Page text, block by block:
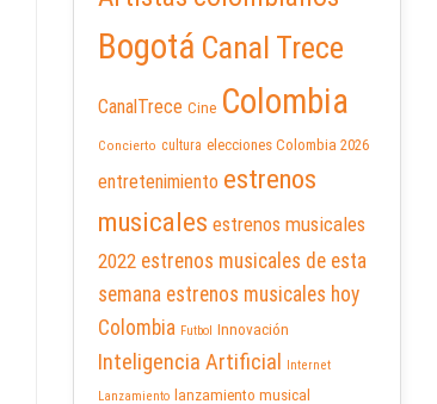
Bogotá Canal Trece
CanalTrece Cine Colombia
Concierto cultura elecciones Colombia 2026
entretenimiento estrenos
musicales estrenos musicales
2022 estrenos musicales de esta
semana estrenos musicales hoy
Colombia Futbol Innovación
Inteligencia Artificial
Internet
Lanzamiento
lanzamiento musical